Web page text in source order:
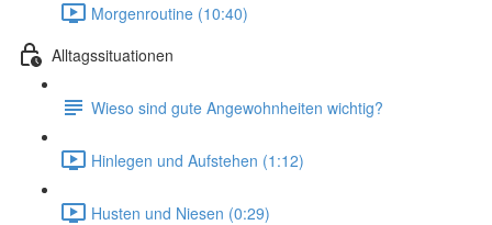
Morgenroutine (10:40)
Alltagssituationen
Wieso sind gute Angewohnheiten wichtig?
Hinlegen und Aufstehen (1:12)
Husten und Niesen (0:29)